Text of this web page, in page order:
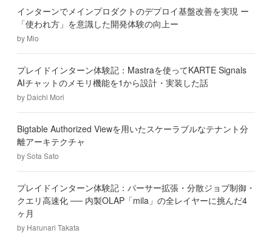
インターンでメインプロダクトのデプロイ基盤改善を実現 ー
「使われ方」を意識した開発体験の向上ー
by Mio
プレイドインターン体験記：Mastraを使ってKARTE Signals
AIチャットのメモリ機能を1から設計・実装した話
by Daichi Mori
Bigtable Authorized Viewを用いたスケーラブルなテナント分
離アーキテクチャ
bySota Sato
プレイドインターン体験記：パーサー拡張・分散ジョブ制御・
クエリ高速化 ── 内製OLAP「mila」の全レイヤーに挑んだ4
ヶ月
by Harunari Takata